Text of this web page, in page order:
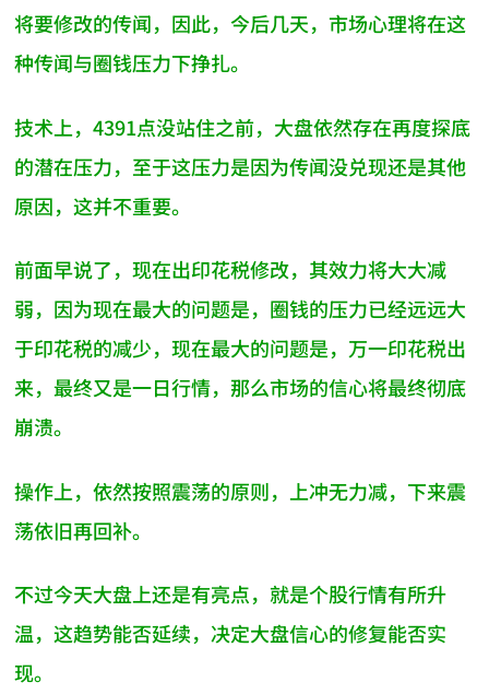
将要修改的传闻，因此，今后几天，市场心理将在这
种传闻与圈钱压力下挣扎。
技术上，4391点没站住之前，大盘依然存在再度探底
的潜在压力，至于这压力是因为传闻没兑现还是其他
原因，这并不重要。
前面早说了，现在出印花税修改，其效力将大大减
弱，因为现在最大的问题是，圈钱的压力已经远远大
于印花税的减少，现在最大的问题是，万一印花税出
来，最终又是一日行情，那么市场的信心将最终彻底
崩溃。
操作上，依然按照震荡的原则，上冲无力减，下来震
荡依旧再回补。
不过今天大盘上还是有亮点，就是个股行情有所升
温，这趋势能否延续，决定大盘信心的修复能否实
现。